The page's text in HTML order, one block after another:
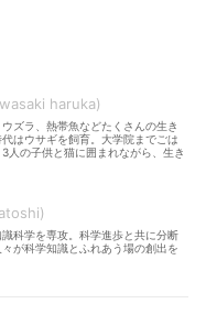
haruka
ズラ、熱帯魚などたくさんの生き
はウサギを飼育。大学院までごは
人の子供と猫に囲まれながら、生き
科学を専攻。科学進歩と共に分断
が科学知識とふれあう場の創出を